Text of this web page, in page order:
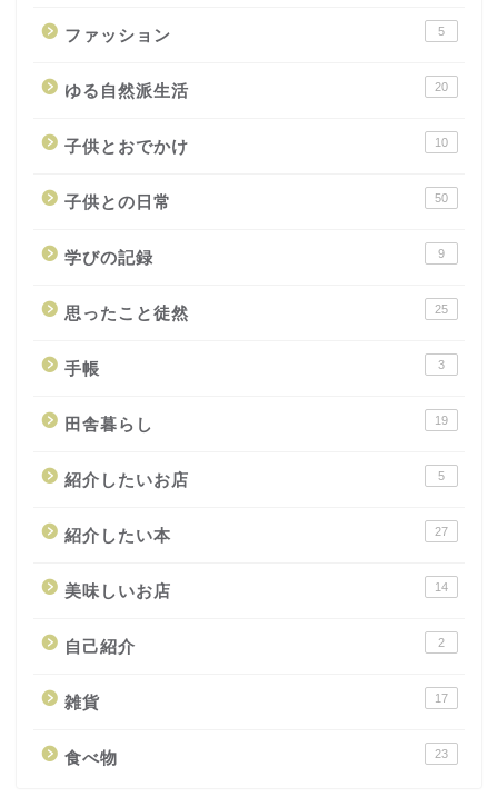
ファッション 5
ゆる自然派生活 20
子供とおでかけ 10
子供との日常 50
学びの記録 9
思ったこと徒然 25
手帳 3
田舎暮らし 19
紹介したいお店 5
紹介したい本 27
美味しいお店 14
自己紹介 2
雑貨 17
食べ物 23